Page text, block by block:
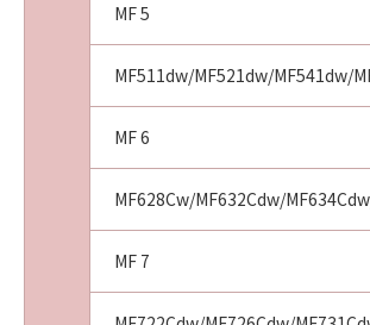
MF 5
MF511dw/MF521dw/MF541dw/
MF 6
MF628Cw/MF632Cdw/
MF 7